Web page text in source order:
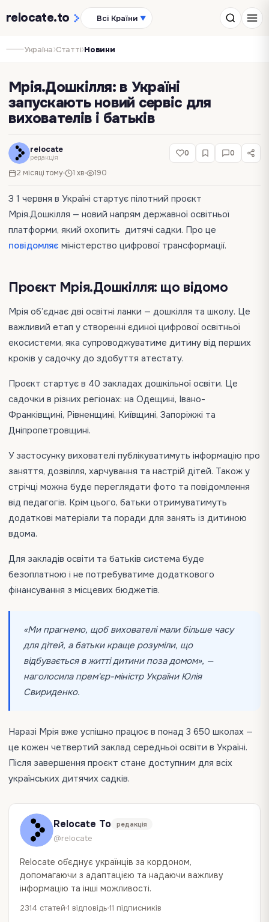
relocate.to Всі Країни ▼
Україна›Статті›Новини
Мрія.Дошкілля: в Україні
запускають новий сервіс для
вихователів і батьків
relocate
редакція
2 місяці тому 1 хв 190
0 0
З 1 червня в Україні стартує пілотний проєкт
Мрія.Дошкілля — новий напрям державної освітньої
платформи, який охопить дитячі садки. Про це
повідомляє міністерство цифрової трансформації.
Проєкт Мрія.Дошкілля: що відомо
Мрія об’єднає дві освітні ланки — дошкілля та школу. Це
важливий етап у створенні єдиної цифрової освітньої
екосистеми, яка супроводжуватиме дитину від перших
кроків у садочку до здобуття атестату.
Проєкт стартує в 40 закладах дошкільної освіти. Це
садочки в різних регіонах: на Одещині, Івано-
Франківщині, Рівненщині, Київщині, Запоріжжі та
Дніпропетровщині.
У застосунку вихователі публікуватимуть інформацію про
заняття, дозвілля, харчування та настрій дітей. Також у
стрічці можна буде переглядати фото та повідомлення
від педагогів. Крім цього, батьки отримуватимуть
додаткові матеріали та поради для занять із дитиною
вдома.
Для закладів освіти та батьків система буде
безоплатною і не потребуватиме додаткового
фінансування з місцевих бюджетів.
«Ми прагнемо, щоб вихователі мали більше часу
для дітей, а батьки краще розуміли, що
відбувається в житті дитини поза домом», —
наголосила прем'єр-міністр України Юлія
Свириденко.
Наразі Мрія вже успішно працює в понад 3 650 школах —
це кожен четвертий заклад середньої освіти в Україні.
Після завершення проєкт стане доступним для всіх
українських дитячих садків.
Relocate To редакція
@relocate
Relocate об`єднує українців за кордоном,
допомагаючи з адаптацією та надаючи важливу
інформацію та інші можливості.
2314 статей 1 відповідь 11 підписників